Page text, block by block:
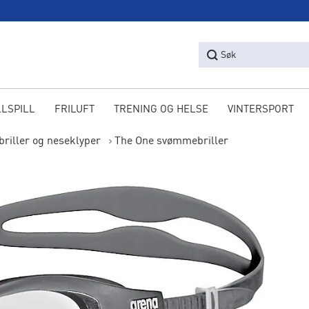
Søk
FRILUFT TRENING OG HELSE VINTERSPORT
og neseklyper The One svømmebriller